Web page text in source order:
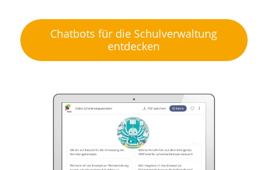
Chatbots für die Schulverwaltung
entdecken